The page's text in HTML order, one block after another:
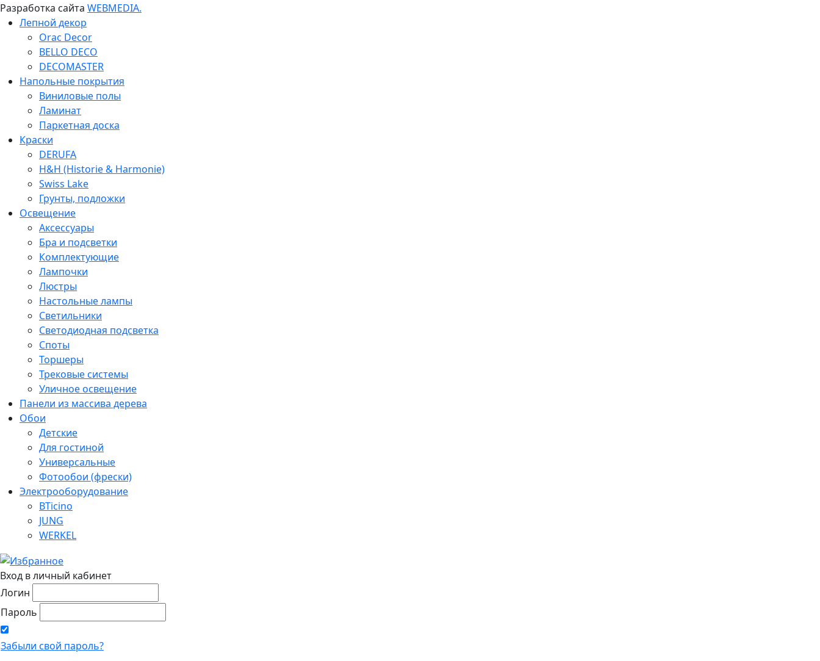
Разработка сайта WEBMEDIA.
Лепной декор
Orac Decor
BELLO DECO
DECOMASTER
Напольные покрытия
Виниловые полы
Ламинат
Паркетная доска
Краски
DERUFA
H&H (Historie & Harmonie)
Swiss Lake
Грунты, подложки
Освещение
Аксессуары
Бра и подсветки
Комплектующие
Лампочки
Люстры
Настольные лампы
Светильники
Светодиодная подсветка
Споты
Торшеры
Трековые системы
Уличное освещение
Панели из массива дерева
Обои
Детские
Для гостиной
Универсальные
Фотообои (фрески)
Электрооборудование
BTicino
JUNG
WERKEL
Вход в личный кабинет
Логин
Пароль
Забыли свой пароль?